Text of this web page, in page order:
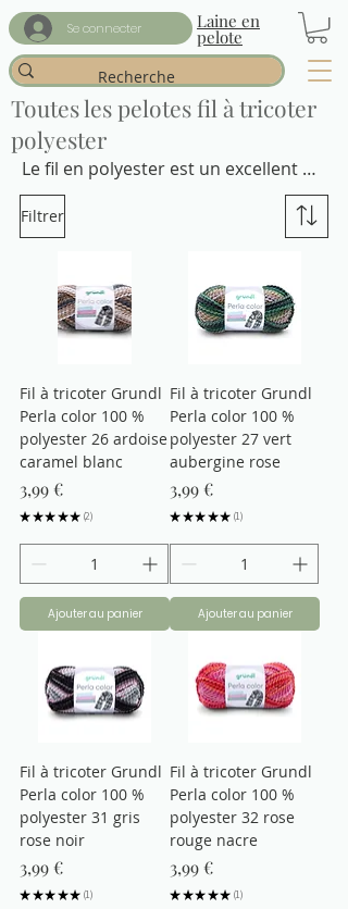
Se connecter Laine en
pelote
Toutes les pelotes fil à tricoter
polyester
Le fil en polyester est un excellent
choix pour les projets de tricot en
raison de sa durabilité et de sa
qui en fait un choix pratique pour les
vêtements et les accessoires
projets de tricot !
Filtrer
Fil à tricoter Grundl
Perla color 100 %
polyester 26 ardoise
caramel blanc
Prix
3,99 €
★ ★★ ★★ 2
2
Ajouter au panier
Fil à tricoter Grundl
Perla color 100 %
polyester 27 vert
aubergine rose
Prix
3,99 €
★ ★★ ★★ 1
1
Ajouter au panier
Fil à tricoter Grundl
Perla color 100 %
polyester 31 gris
rose noir
Prix
3,99 €
★ ★★ ★★ 1
1
Fil à tricoter Grundl
Perla color 100 %
polyester 32 rose
rouge nacre
Prix
3,99 €
★ ★★ ★★ 1
1